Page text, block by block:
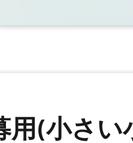
用(小さい